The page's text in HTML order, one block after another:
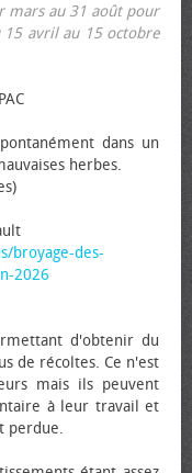
mars au 31 août pour
15 avril au 15 octobre
dans un
herbes.
broyage-des-
2026
d'obtenir du
de récoltes. Ce n'est
mais ils peuvent
à leur travail et
perdue.